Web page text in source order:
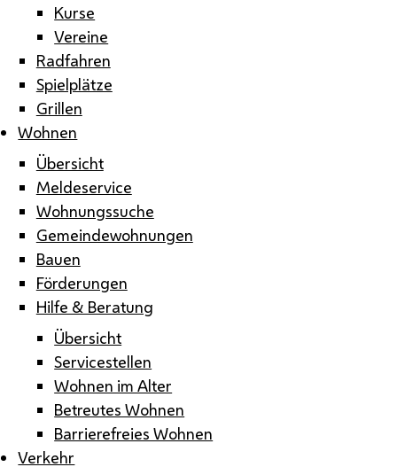
Kurse
Vereine
Radfahren
Spielplätze
Grillen
Wohnen
Übersicht
Meldeservice
Wohnungssuche
Gemeindewohnungen
Bauen
Förderungen
Hilfe & Beratung
Übersicht
Servicestellen
Wohnen im Alter
Betreutes Wohnen
Barrierefreies Wohnen
Verkehr